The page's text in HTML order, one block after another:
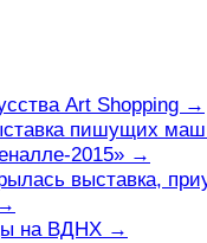
Art Shopping →
пишущих
2015» →
выставка,
на ВДНХ →